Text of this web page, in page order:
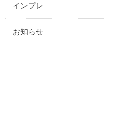
インプレ
お知らせ